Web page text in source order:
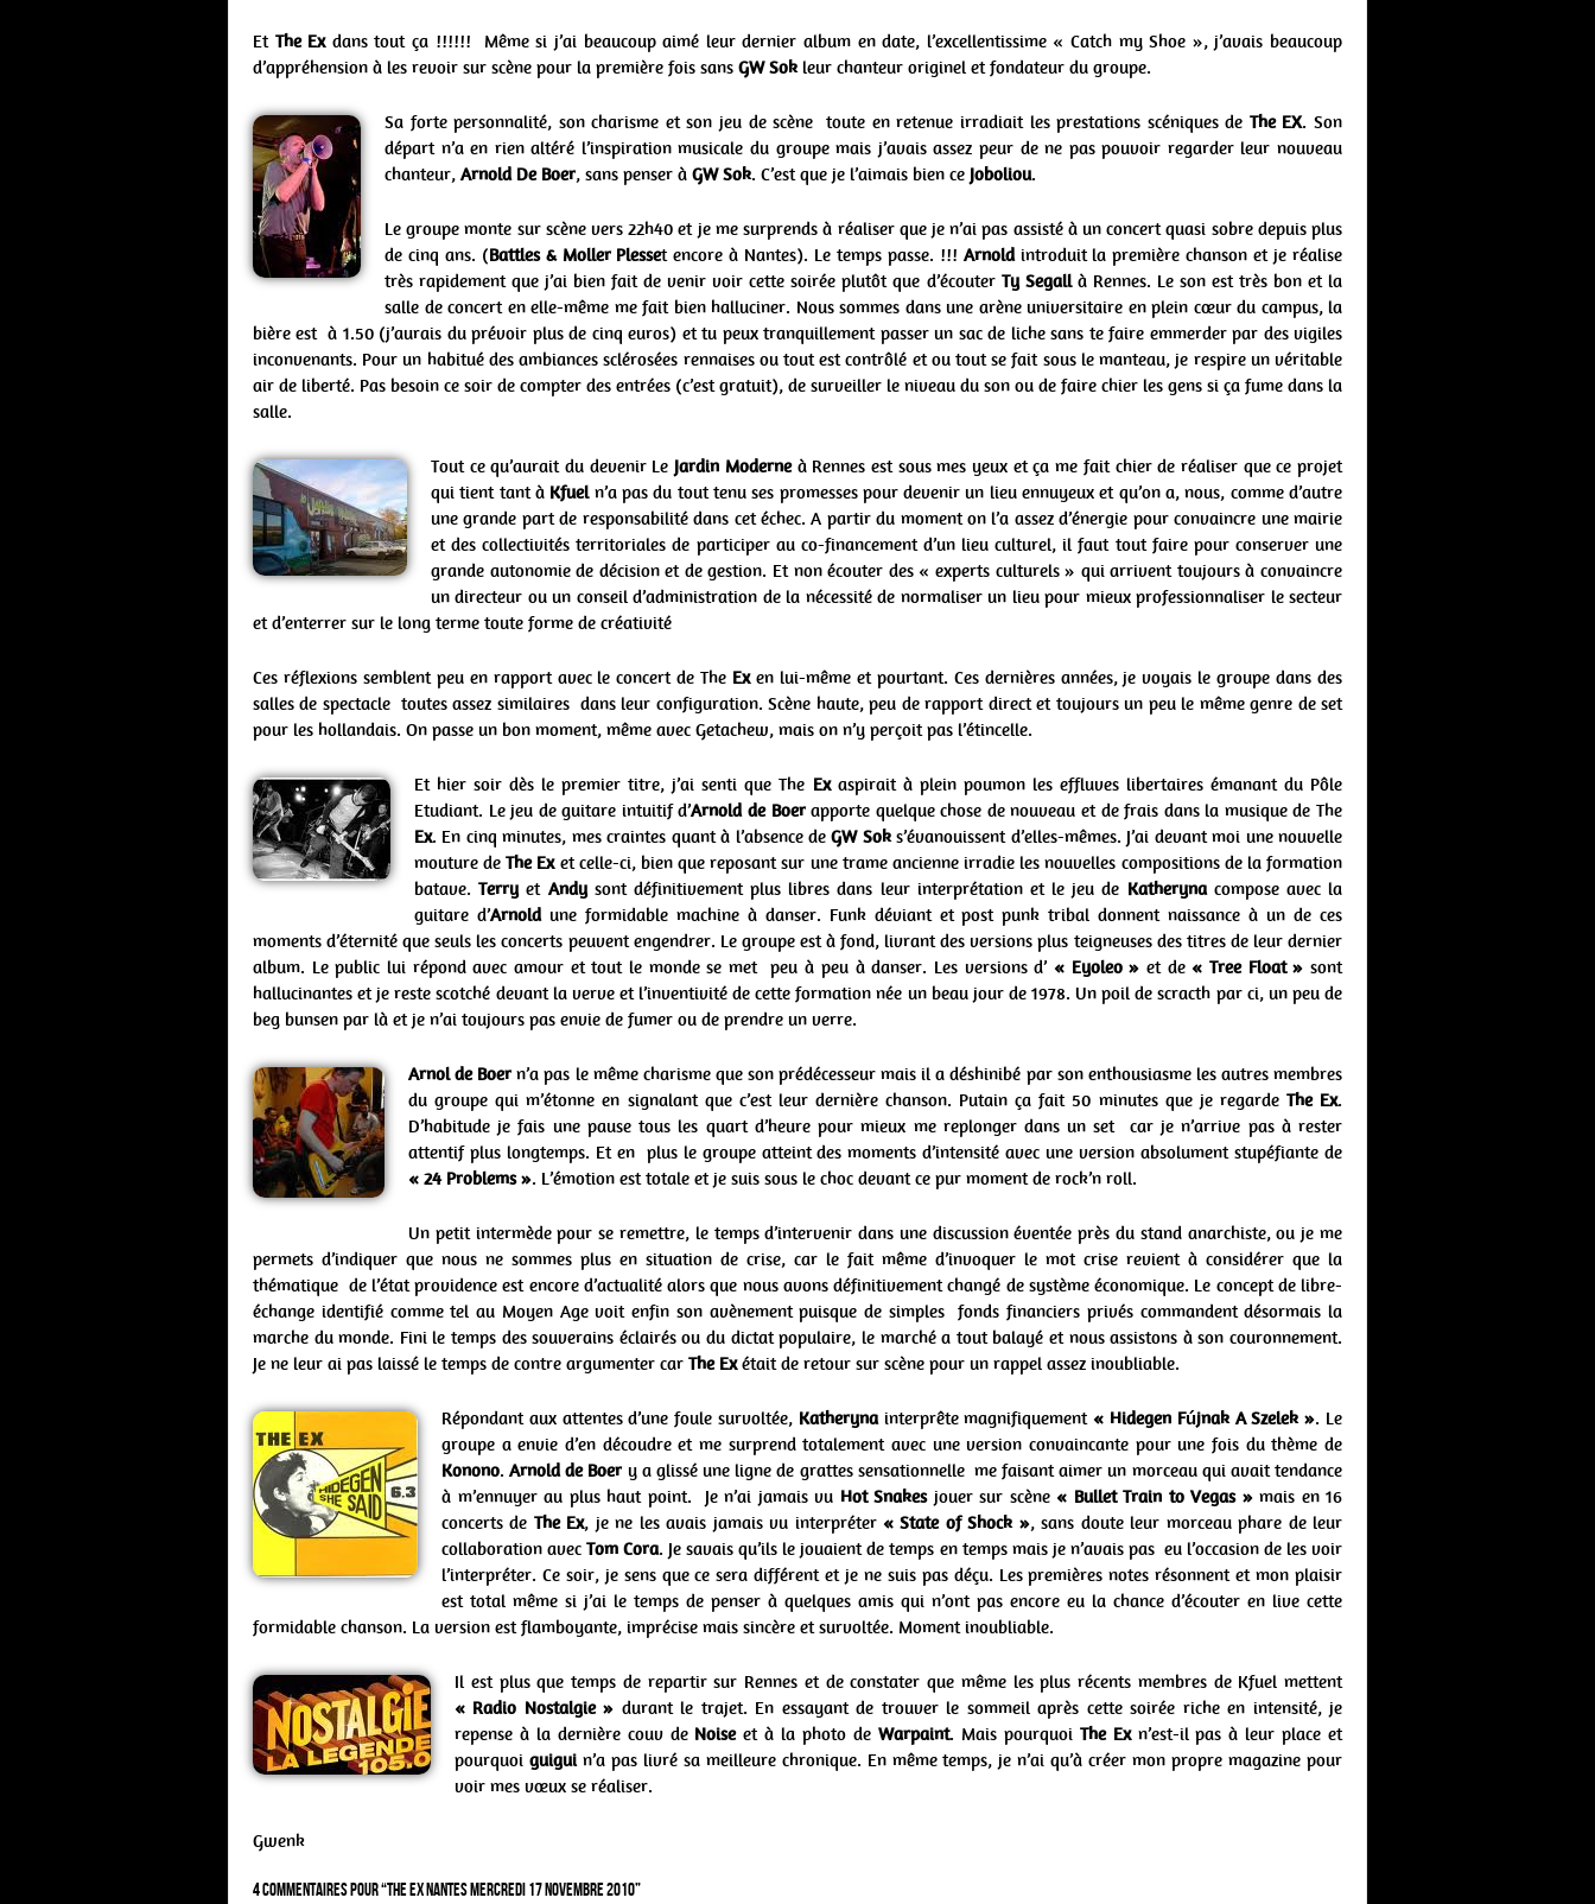
Et The Ex dans tout ça !!!!!! Même si j’ai beaucoup aimé leur dernier album en date, l’excellentissime « Catch my Shoe », j’avais beaucoup
d’appréhension à les revoir sur scène pour la première fois sans GW Sokleur chanteur originel et fondateur du groupe.
Sa forte personnalité, son charisme et son jeu de scène toute en retenue irradiait les prestations scéniques de The EX. Son
départ n’a en rien altéré l’inspiration musicale du groupe mais j’avais assez peur de ne pas pouvoir regarder leur nouveau
chanteur, Arnold De Boer, sans penser à GW Sok. C’est que je l’aimais bien ce Joboliou.
Le groupe monte sur scène vers 22h40 et je me surprends à réaliser que je n’ai pas assisté à un concert quasi sobre depuis plus
de cinq ans. (Battles & Moller Plesset encore à Nantes). Le temps passe. !!! Arnoldintroduit la première chanson et je réalise
très rapidement que j’ai bien fait de venir voir cette soirée plutôt que d’écouter Ty Segall à Rennes. Le son est très bon et la
salle de concert en elle-même me fait bien halluciner. Nous sommes dans une arène universitaire en plein cœur du campus, la
bière est à 1.50 (j’aurais du prévoir plus de cinq euros) et tu peux tranquillement passer un sac de liche sans te faire emmerder par des vigiles
inconvenants. Pour un habitué des ambiances sclérosées rennaises ou tout est contrôlé et ou tout se fait sous le manteau, je respire un véritable
air de liberté. Pas besoin ce soir de compter des entrées (c’est gratuit), de surveiller le niveau du son ou de faire chier les gens si ça fume dans la
salle.
Tout ce qu’aurait du devenir Le Jardin Moderneà Rennes est sous mes yeux et ça me fait chier de réaliser que ce projet
qui tient tant à Kfueln’a pas du tout tenu ses promesses pour devenir un lieu ennuyeux et qu’on a, nous, comme d’autre
une grande part de responsabilité dans cet échec. A partir du moment on l’a assez d’énergie pour convaincre une mairie
et des collectivités territoriales de participer au co-financement d’un lieu culturel, il faut tout faire pour conserver une
grande autonomie de décision et de gestion. Et non écouter des « experts culturels » qui arrivent toujours à convaincre
un directeur ou un conseil d’administration de la nécessité de normaliser un lieu pour mieux professionnaliser le secteur
et d’enterrer sur le long terme toute forme de créativité
Ces réflexions semblent peu en rapport avec le concert de The Exen lui-même et pourtant. Ces dernières années, je voyais le groupe dans des
salles de spectacle toutes assez similaires dans leur configuration. Scène haute, peu de rapport direct et toujours un peu le même genre de set
pour les hollandais. On passe un bon moment, même avec Getachew, mais on n’y perçoit pas l’étincelle.
Et hier soir dès le premier titre, j’ai senti que The Exaspirait à plein poumon les effluves libertaires émanant du Pôle
Etudiant. Le jeu de guitare intuitif d’Arnold de Boerapporte quelque chose de nouveau et de frais dans la musique de The
Ex. En cinq minutes, mes craintes quant à l’absence deGW Soks’évanouissent d’elles-mêmes. J’ai devant moi une nouvelle
mouture deThe Exet celle-ci, bien que reposant sur une trame ancienne irradie les nouvelles compositions de la formation
batave.Terryet Andysont définitivement plus libres dans leur interprétation et le jeu de Katherynacompose avec la
guitare d’Arnoldune formidable machine à danser. Funk déviant et post punk tribal donnent naissance à un de ces
moments d’éternité que seuls les concerts peuvent engendrer. Le groupe est à fond, livrant des versions plus teigneuses des titres de leur dernier
album. Le public lui répond avec amour et tout le monde se met peu à peu à danser. Les versions d’ « Eyoleo » et de « Tree Float » sont
hallucinantes et je reste scotché devant la verve et l’inventivité de cette formation née un beau jour de 1978. Un poil de scracth par ci, un peu de
beg bunsen par là et je n’ai toujours pas envie de fumer ou de prendre un verre.
Arnol de Boern’a pas le même charisme que son prédécesseur mais il a déshinibé par son enthousiasme les autres membres
du groupe qui m’étonne en signalant que c’est leur dernière chanson. Putain ça fait 50 minutes que je regarde The Ex.
D’habitude je fais une pause tous les quart d’heure pour mieux me replonger dans un set car je n’arrive pas à rester
attentif plus longtemps. Et en plus le groupe atteint des moments d’intensité avec une version absolument stupéfiante de
« 24 Problems ». L’émotion est totale et je suis sous le choc devant ce pur moment de rock’n roll.
Un petit intermède pour se remettre, le temps d’intervenir dans une discussion éventée près du stand anarchiste, ou je me
permets d’indiquer que nous ne sommes plus en situation de crise, car le fait même d’invoquer le mot crise revient à considérer que la
thématique de l’état providence est encore d’actualité alors que nous avons définitivement changé de système économique. Le concept de libre-
échange identifié comme tel au Moyen Age voit enfin son avènement puisque de simples fonds financiers privés commandent désormais la
marche du monde. Fini le temps des souverains éclairés ou du dictat populaire, le marché a tout balayé et nous assistons à son couronnement.
Je ne leur ai pas laissé le temps de contre argumenter car The Exétait de retour sur scène pour un rappel assez inoubliable.
Répondant aux attentes d’une foule survoltée, Katherynainterprête magnifiquement « Hidegen Fújnak A Szelek ». Le
groupe a envie d’en découdre et me surprend totalement avec une version convaincante pour une fois du thème de
Konono.Arnold de Boery a glissé une ligne de grattes sensationnelle me faisant aimer un morceau qui avait tendance
à m’ennuyer au plus haut point. Je n’ai jamais vu Hot Snakes jouer sur scène « Bullet Train to Vegas »mais en 16
concerts de The Ex, je ne les avais jamais vu interpréter « State of Shock », sans doute leur morceau phare de leur
collaboration avecTom Cora. Je savais qu’ils le jouaient de temps en temps mais je n’avais pas eu l’occasion de les voir
l’interpréter. Ce soir, je sens que ce sera différent et je ne suis pas déçu. Les premières notes résonnent et mon plaisir
est total même si j’ai le temps de penser à quelques amis qui n’ont pas encore eu la chance d’écouter en live cette
formidable chanson. La version est flamboyante, imprécise mais sincère et survoltée. Moment inoubliable.
Il est plus que temps de repartir sur Rennes et de constater que même les plus récents membres de Kfuel mettent
« Radio Nostalgie » durant le trajet. En essayant de trouver le sommeil après cette soirée riche en intensité, je
repense à la dernière couv de Noiseet à la photo de Warpaint. Mais pourquoi The Exn’est-il pas à leur place et
pourquoi guiguin’a pas livré sa meilleure chronique. En même temps, je n’ai qu’à créer mon propre magazine pour
voir mes vœux se réaliser.
Gwenk
4 commentaires pour “The Ex Nantes Mercredi 17 Novembre 2010”